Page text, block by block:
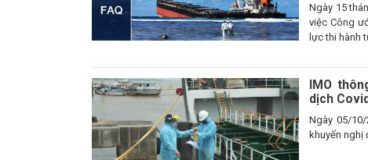
Ngày 15
việc Công
lực thi hành
IMO
dịch
Ngày 05/
khuyến nghị